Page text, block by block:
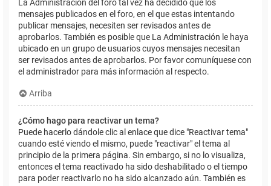
La Administración del foro tal vez ha decidido que los
mensajes publicados en el foro, en el que estas intentando
publicar mensajes, necesiten ser revisados antes de
aprobarlos. También es posible que La Administración le haya
ubicado en un grupo de usuarios cuyos mensajes necesitan
ser revisados antes de aprobarlos. Por favor comuníquese con
el administrador para más información al respecto.
Arriba
¿Cómo hago para reactivar un tema?
Puede hacerlo dándole clic al enlace que dice "Reactivar tema"
cuando esté viendo el mismo, puede "reactivar" el tema al
principio de la primera página. Sin embargo, si no lo visualiza,
entonces el tema reactivado ha sido deshabilitado o el tiempo
para poder reactivarlo no ha sido alcanzado aún. También es